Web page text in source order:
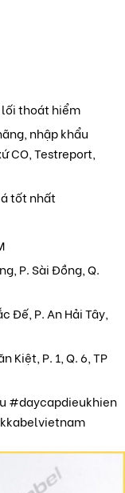
lối thoát hiểm
nhập khẩu
CO, Testreport,
tốt nhất
P. Sài Đồng, Q.
Đế, P. An Hải Tây,
Kiệt, P. 1, Q. 6, TP
#daycapdieukhien